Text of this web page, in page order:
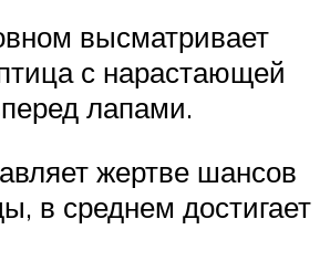
высматривает
с нарастающей
лапами.
жертве шансов
в среднем достигает